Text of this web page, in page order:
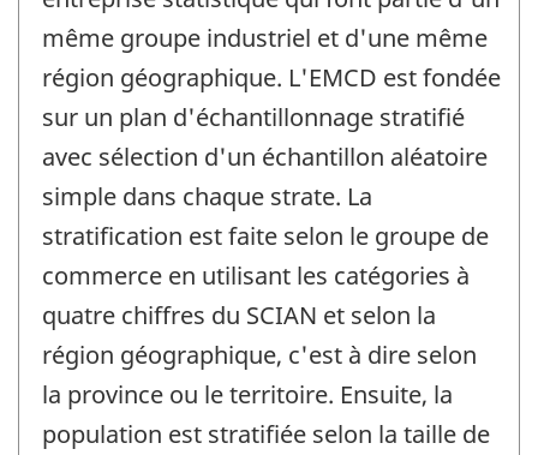
même groupe industriel et d'une même
région géographique. L'EMCD est fondée
sur un plan d'échantillonnage stratifié
avec sélection d'un échantillon aléatoire
simple dans chaque strate. La
stratification est faite selon le groupe de
commerce en utilisant les catégories à
quatre chiffres du SCIAN et selon la
région géographique, c'est à dire selon
la province ou le territoire. Ensuite, la
population est stratifiée selon la taille de